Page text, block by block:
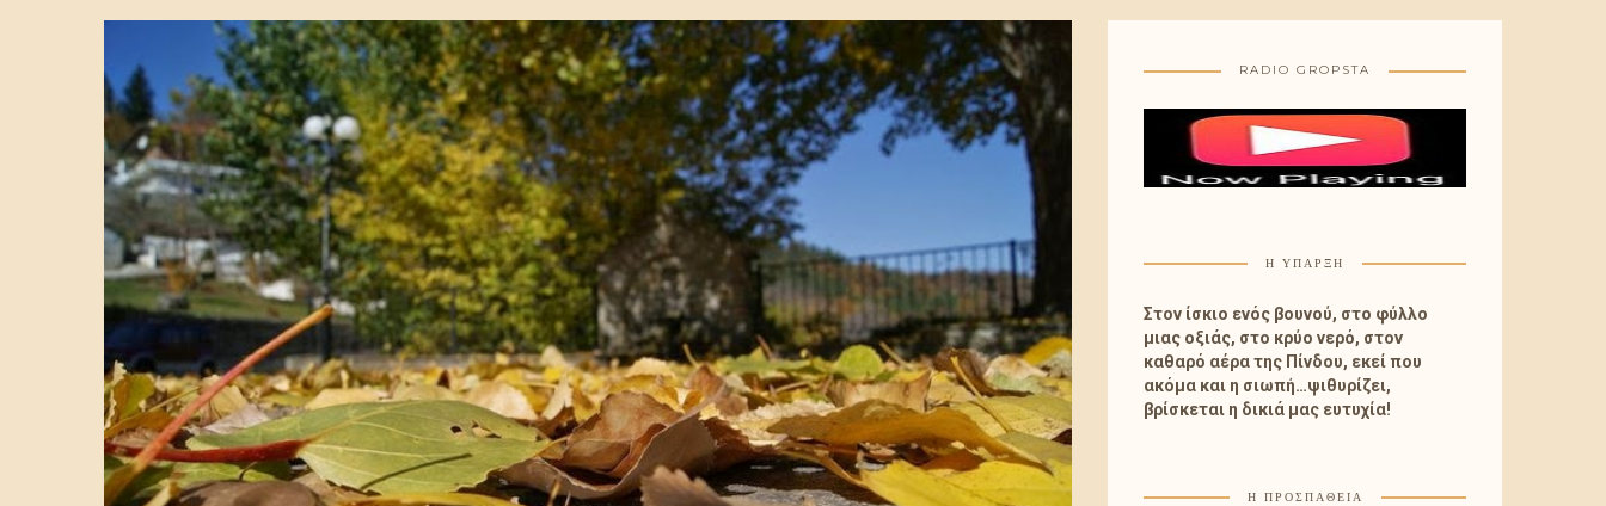
RADIO GROPSTA
Η ΎΠΑΡΞΗ
Στον ίσκιο ενός βουνού, στο φύλλο
μιας οξιάς, στο κρύο νερό, στον
καθαρό αέρα της Πίνδου, εκεί που
ακόμα και η σιωπή…ψιθυρίζει,
βρίσκεται η δικιά μας ευτυχία!
Η ΠΡΟΣΠΑΘΕΙΑ